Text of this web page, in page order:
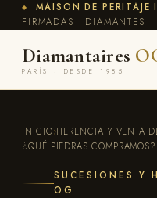
◆ MAISON DE PERITAJE
FIRMADAS · DIAMANTES
Diamantaires
PARÍS · DESDE 1985
INICIO›HERENCIA Y VENTA
¿QUÉ PIEDRAS COMPRAMOS?
SUCESIONES Y
OG